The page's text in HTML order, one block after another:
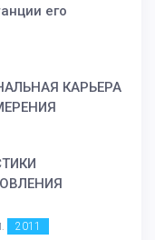
его
КАРЬЕРА
2011